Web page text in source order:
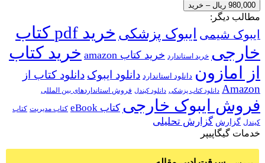
980,000 ریال – خرید
مطالب دیگر:
ایبوک شیمی ایبوک پزشکی
خرید pdf کتاب
خارجی خرید استاندارد خرید کتاب amazon
خرید کتاب
از امازون دانلود استاندارد دانلود ایبوک دانلود کتاب از
Amazon دانلود کتاب پزشکی دانلود کیندل فروش استانداردهای بین المللی
فروش ایبوک خارجی کتاب eBook کتاب مدیریت کتاب
کیندل گزارش گزارش تحلیلی
خدمات گیگاپیپر